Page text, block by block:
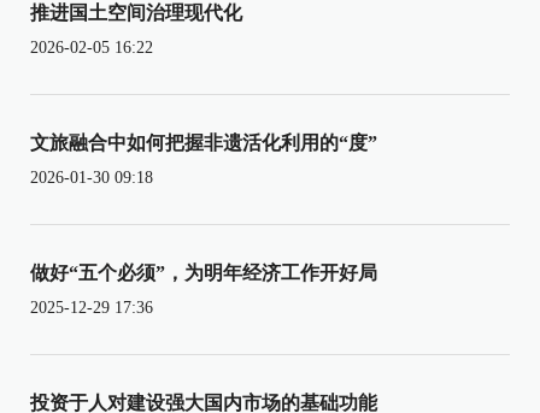
推进国土空间治理现代化
2026-02-05 16:22
文旅融合中如何把握非遗活化利用的“度”
2026-01-30 09:18
做好“五个必须”，为明年经济工作开好局
2025-12-29 17:36
投资于人对建设强大国内市场的基础功能